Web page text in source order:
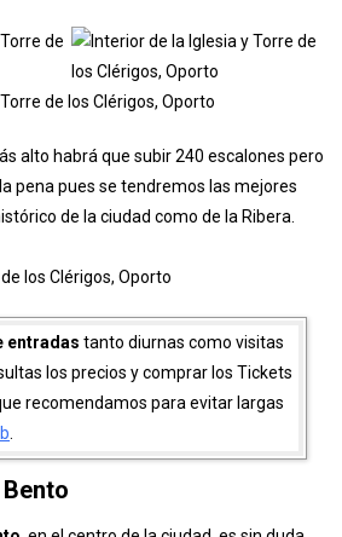
un símbolo arquitectónico y cultural de
de la Humanidadde la UNESCO desde
alto habrá que subir 240 escalones pero
de la ciudad como de la Ribera.
los precios y comprar los Tickets
recomendamos para evitar largas